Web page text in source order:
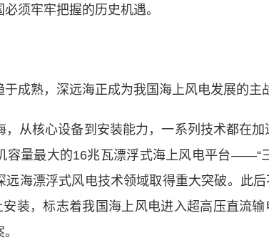
须牢牢把握的历史机遇。
熟，深远海正成为我国海上风电发展的主
核心设备到安装能力，一系列技术都在加
容量最大的16兆瓦漂浮式海上风电平台——“
远海漂浮式风电技术领域取得重大突破。此
安装，标志着我国海上风电进入超高压直流